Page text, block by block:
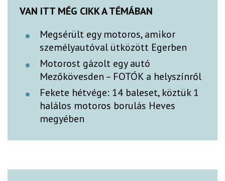
VAN ITT MÉG CIKK A TÉMÁBAN
Megsérült egy motoros, amikor
személyautóval ütközött Egerben
Motorost gázolt egy autó
Mezőkövesden – FOTÓK a helyszínről
Fekete hétvége: 14 baleset, köztük 1
halálos motoros borulás Heves
megyében